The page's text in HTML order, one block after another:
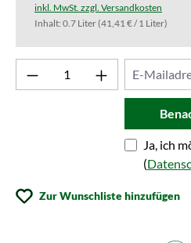
inkl. MwSt. zzgl. Versandkosten
Inhalt: 0.7 Liter(41,41 € / 1 Liter)
Ja, ich
(
Zur Wunschliste hinzufügen